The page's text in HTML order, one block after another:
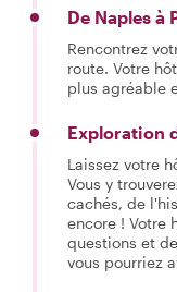
De Naples à
Rencontrez
route. Votre
plus agréable
Exploration
Laissez votre
Vous y
cachés, de
encore ! Votre
questions et
vous pourriez